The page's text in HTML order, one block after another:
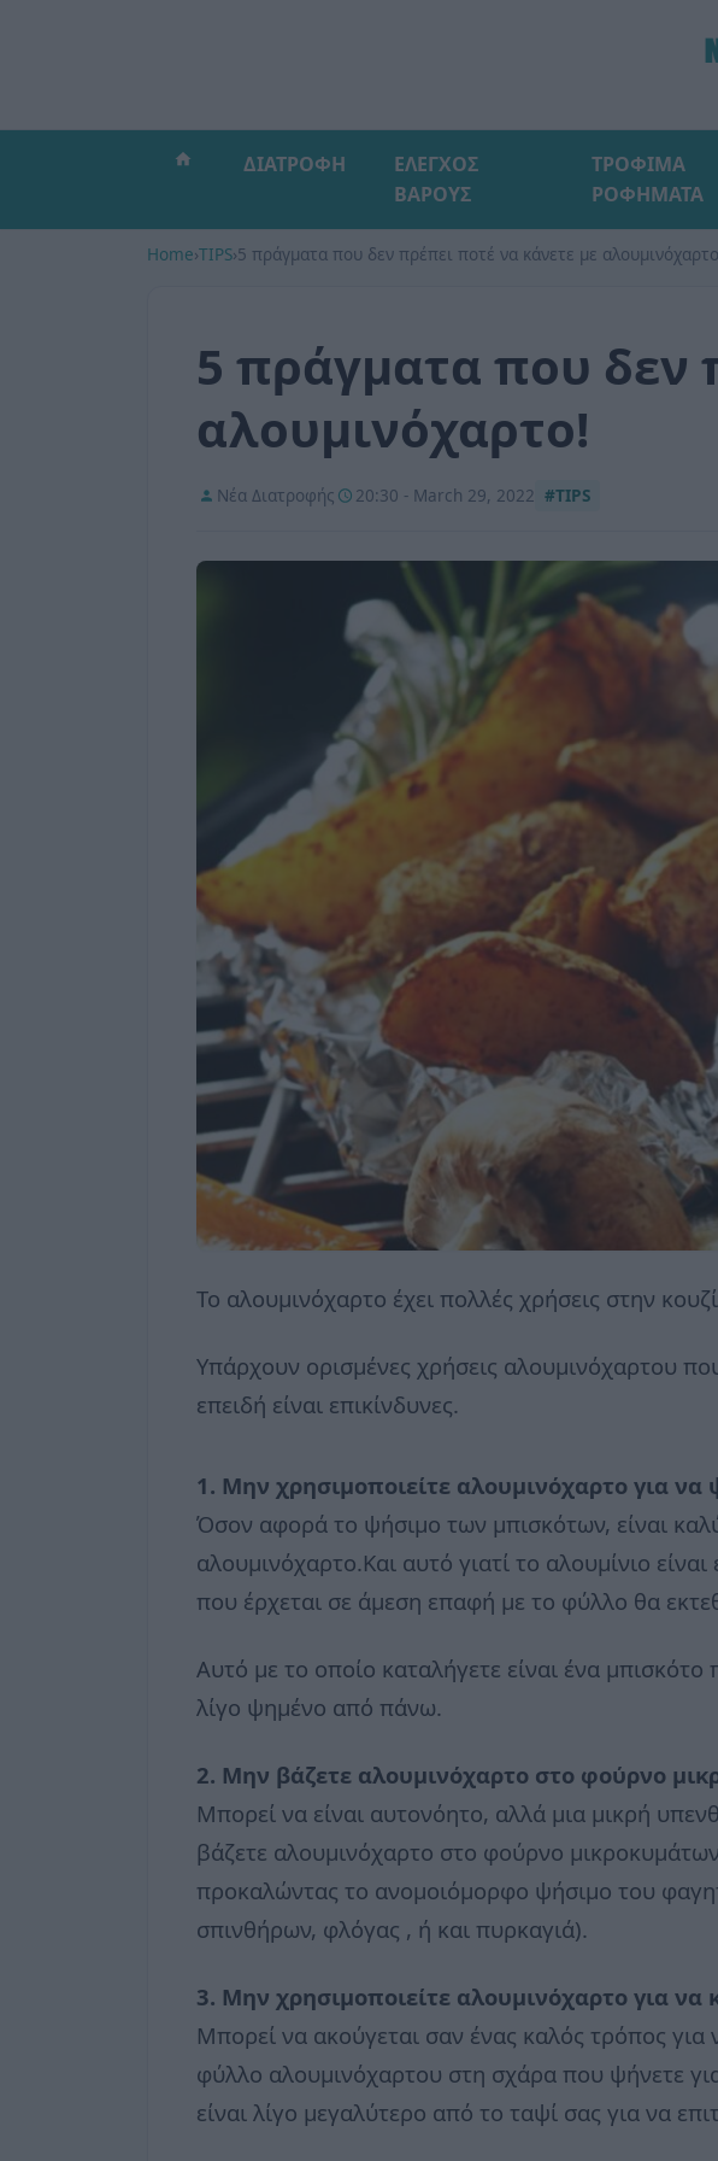
ΔΙΑΤΡΟΦΗ
ΕΛΕΓΧΟΣ
ΒΑΡΟΥΣ
ΤΡΟΦΙΜΑ
ΡΟΦΗΜΑΤΑ
Home›TIPS›5 πράγματα που δεν πρέπει ποτέ να κάνετε με
5 πράγματα που δεν
αλουμινόχαρτο!
Νέα Διατροφής 20:30 - March 29, 2022 #TIPS
Το αλουμινόχαρτο έχει πολλές χρήσεις στην
Υπάρχουν ορισμένες χρήσεις αλουμινόχαρτου
επειδή είναι επικίνδυνες.
1. Μην χρησιμοποιείτε αλουμινόχαρτο για να
Όσον αφορά το ψήσιμο των μπισκότων, είναι
αλουμινόχαρτο.Και αυτό γιατί το αλουμίνιο
που έρχεται σε άμεση επαφή με το φύλλο θα
Αυτό με το οποίο καταλήγετε είναι ένα
λίγο ψημένο από πάνω.
2. Μην βάζετε αλουμινόχαρτο στο φούρνο
Μπορεί να είναι αυτονόητο, αλλά μια μικρή
βάζετε αλουμινόχαρτο στο φούρνο
προκαλώντας το ανομοιόμορφο ψήσιμο του
σπινθήρων, φλόγας , ή και πυρκαγιά).
3. Μην χρησιμοποιείτε αλουμινόχαρτο για
Μπορεί να ακούγεται σαν ένας καλός τρόπος για
φύλλο αλουμινόχαρτου στη σχάρα που ψήνετε
είναι λίγο μεγαλύτερο από το ταψί σας για να